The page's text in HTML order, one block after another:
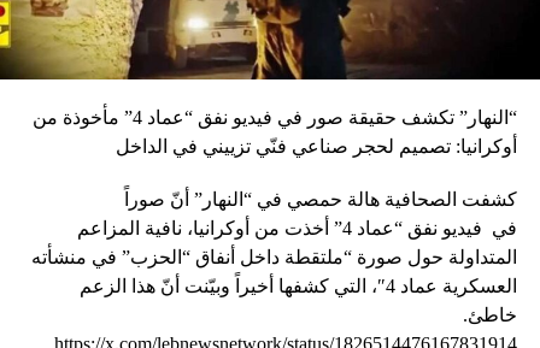
قريب من الحزب التقدمي، ولا أستحي في الاعتراف بأن دوافعي
سياسية ردا على استهداف هيلدا الخوري بسبب لونها السياسي.
لقد استعملت السلاح نفسه الذي يحاربوننا به. البادئ أظلم،
والبادئ فيما جرى هو الوزير مروان حمادة وفريقه. نحن لا نسكت
على التجني والكيدية، ولا نقبل أن يتم استضعافنا وتحويل
مناصري خطنا السياسي ضحايا». ويتابع: «زمن الاستقواء علينا
وتهميشنا ولى الى غير رجعة، وعليهم أن يعرفوا ذلك. وهم
أجبرونا على هذا التصرف لكي نضع لهم حدا ونلجم كيديتهم». ما
حصل سابقة في الإدارة اللبنانية لم يحصل مثلها حتى في عز أيام
الحرب، كما لو أن خطوط التماس انتقلت الى داخل الدولة
وإداراتها. وبدا من خلال السجالات الساخنة التي دارت أن الحزب
الاشتراكي من رأسه حتى كوادره الصغرى، وكذلك التيار الوطني
“النهار” تكشف حقيقة صور في فيديو نفق “عماد 4” مأخوذة من
أوكرانيا: تصميم لحجر صناعي فنّي تزييني في الداخل
كشفت الصحافية هالة حمصي في “النهار” أنّ صوراً
في فيديو
نفق “عماد 4” أخذت من أوكرانيا، نافية المزاعم
المتداولة حول صورة “ملتقطة داخل أنفاق “الحزب” في منشأته
العسكرية عماد 4″، التي كشفها أخيراً وبيّنت أنّ هذا الزعم
خاطئ.
https://x.com/lebnewsnetwork/status/1826514476167831914